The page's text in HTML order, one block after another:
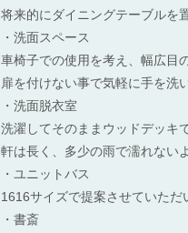
将来的にダイニングテーブルを
・洗面スペース
車椅子での使用を考え、幅広目
扉を付けない事で気軽に手を洗
・洗面脱衣室
洗濯してそのままウッドデッキ
軒は長く、多少の雨で濡れない
・ユニットバス
1616サイズで提案させていただ
・書斎